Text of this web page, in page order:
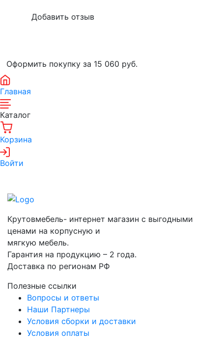
Оформить покупку за 15 060 руб.
Главная
Каталог
Корзина
Войти
Крутовмебель- интернет магазин с выгодными
ценами на корпусную и
мягкую мебель.
Гарантия на продукцию – 2 года.
Доставка по регионам РФ
Полезные ссылки
Вопросы и ответы
Наши Партнеры
Условия сборки и доставки
Условия оплаты